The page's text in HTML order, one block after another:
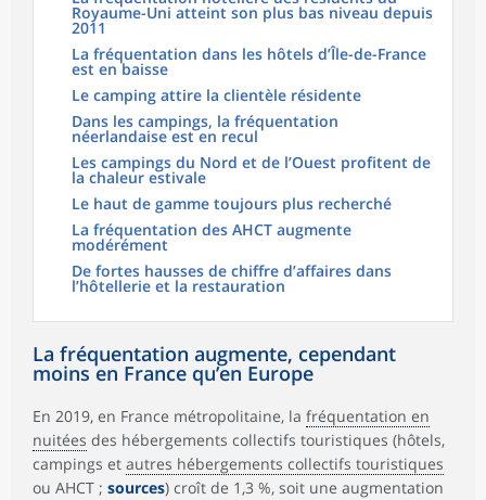
Royaume-Uni atteint son plus bas niveau depuis
2011
La fréquentation dans les hôtels d’Île-de-France
est en baisse
Le camping attire la clientèle résidente
Dans les campings, la fréquentation
néerlandaise est en recul
Les campings du Nord et de l’Ouest profitent de
la chaleur estivale
Le haut de gamme toujours plus recherché
La fréquentation des AHCT augmente
modérément
De fortes hausses de chiffre d’affaires dans
l’hôtellerie et la restauration
La fréquentation augmente, cependant
moins en France qu’en Europe
En 2019, en France métropolitaine, la fréquentation en
nuitées des hébergements collectifs touristiques (hôtels,
campings et autres hébergements collectifs touristiques
ou AHCT ; sources) croît de 1,3 %, soit une augmentation